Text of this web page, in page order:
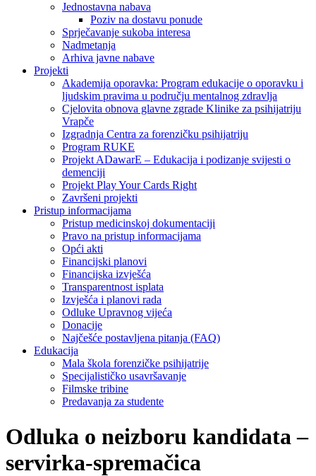
Jednostavna nabava
Poziv na dostavu ponude
Sprječavanje sukoba interesa
Nadmetanja
Arhiva javne nabave
Projekti
Akademija oporavka: Program edukacije o oporavku i
ljudskim pravima u području mentalnog zdravlja
Cjelovita obnova glavne zgrade Klinike za psihijatriju
Vrapče
Izgradnja Centra za forenzičku psihijatriju
Program RUKE
Projekt ADawarE – Edukacija i podizanje svijesti o
demenciji
Projekt Play Your Cards Right
Završeni projekti
Pristup informacijama
Pristup medicinskoj dokumentaciji
Pravo na pristup informacijama
Opći akti
Financijski planovi
Financijska izvješća
Transparentnost isplata
Izvješća i planovi rada
Odluke Upravnog vijeća
Donacije
Najčešće postavljena pitanja (FAQ)
Edukacija
Mala škola forenzičke psihijatrije
Specijalističko usavršavanje
Filmske tribine
Predavanja za studente
Odluka o neizboru kandidata –
servirka-spremačica